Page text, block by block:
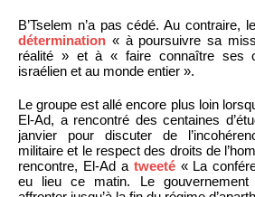
B’Tselem n’a pas cédé. Au contraire,
détermination « à poursuivre sa
réalité » et à « faire connaître ses
israélien et au monde entier ».
Le groupe est allé encore plus loin
El-Ad, a rencontré des centaines
janvier pour discuter de
militaire et le respect des droits de
rencontre, El-Ad a tweeté« La
eu lieu ce matin. Le gouvernement